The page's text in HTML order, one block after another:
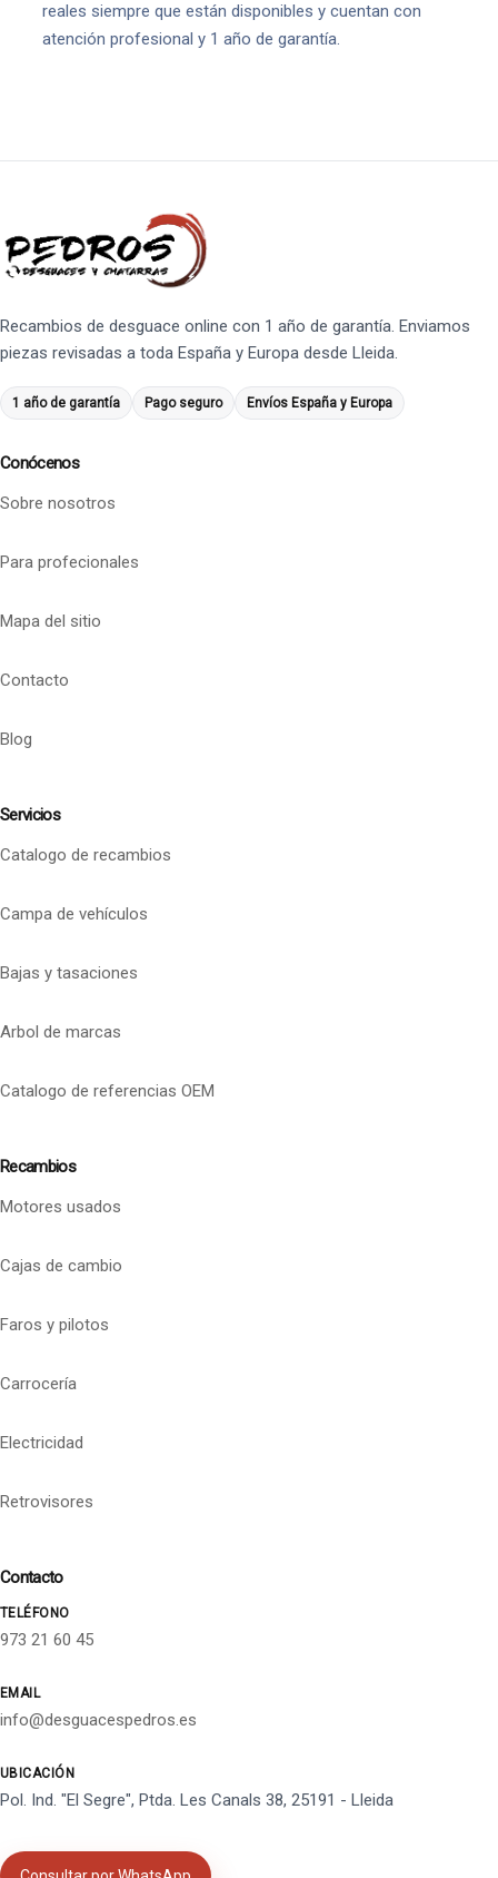
reales siempre que están disponibles y cuentan con
atención profesional y 1 año de garantía.
Recambios de desguace online con 1 año de garantía. Enviamos
piezas revisadas a toda España y Europa desde Lleida.
1 año de garantía Pago seguro Envíos España y Europa
Conócenos
Sobre nosotros
Para profecionales
Mapa del sitio
Contacto
Blog
Servicios
Catalogo de recambios
Campa de vehículos
Bajas y tasaciones
Arbol de marcas
Catalogo de referencias OEM
Recambios
Motores usados
Cajas de cambio
Faros y pilotos
Carrocería
Electricidad
Retrovisores
Contacto
TELÉFONO
973 21 60 45
EMAIL
info@desguacespedros.es
UBICACIÓN
Pol. Ind. "El Segre", Ptda. Les Canals 38, 25191 - Lleida